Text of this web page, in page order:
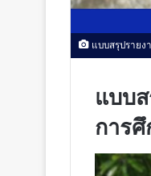
แบบสรุปรายง
แบบ
การ